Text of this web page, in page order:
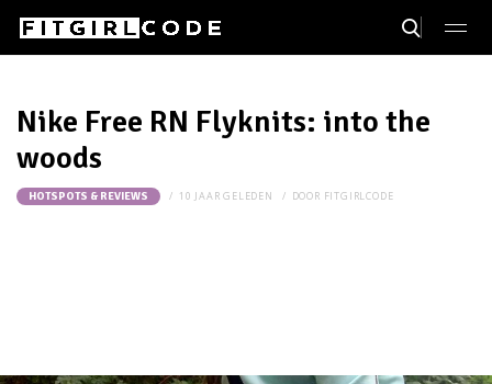
Nike Free RN Flyknits: into the
woods
HOTSPOTS & REVIEWS 10 JAAR GELEDEN DOOR FITGIRLCODE